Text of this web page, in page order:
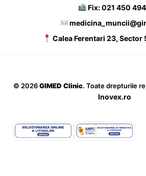
Fix: 021 450
Calea Ferentari 23, Sector
© 2026 GIMED Clinic. Toate drepturile
Inovex.ro